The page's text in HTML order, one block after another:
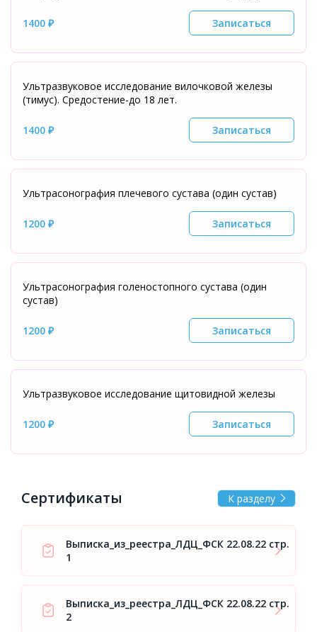
1400 ₽ Записаться
Ультразвуковое исследование вилочковой железы
(тимус). Средостение-до 18 лет.
1400 ₽ Записаться
Ультрасонография плечевого сустава (один сустав)
1200 ₽ Записаться
Ультрасонография голеностопного сустава (один
сустав)
1200 ₽ Записаться
Ультразвуковое исследование щитовидной железы
1200 ₽ Записаться
Сертификаты К разделу
Выписка_из_реестра_ЛДЦ_ФСК 22.08.22 стр.
1
Выписка_из_реестра_ЛДЦ_ФСК 22.08.22 стр.
2